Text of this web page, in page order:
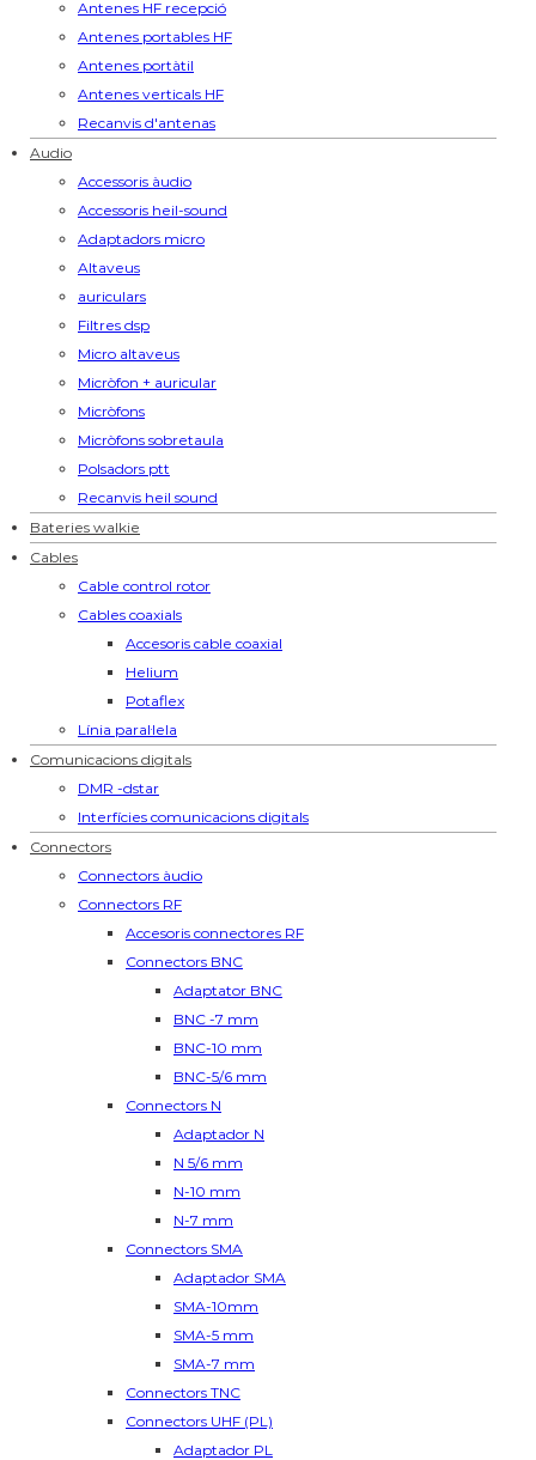
Antenes HF recepció
Antenes portables HF
Antenes portàtil
Antenes verticals HF
Recanvis d'antenas
Audio
Accessoris àudio
Accessoris heil-sound
Adaptadors micro
Altaveus
auriculars
Filtres dsp
Micro altaveus
Micròfon + auricular
Micròfons
Micròfons sobretaula
Polsadors ptt
Recanvis heil sound
Bateries walkie
Cables
Cable control rotor
Cables coaxials
Accesoris cable coaxial
Helium
Potaflex
Línia paral·lela
Comunicacions digitals
DMR -dstar
Interfícies comunicacions digitals
Connectors
Connectors àudio
Connectors RF
Accesoris connectores RF
Connectors BNC
Adaptator BNC
BNC -7 mm
BNC-10 mm
BNC-5/6 mm
Connectors N
Adaptador N
N 5/6 mm
N-10 mm
N-7 mm
Connectors SMA
Adaptador SMA
SMA-10mm
SMA-5 mm
SMA-7 mm
Connectors TNC
Connectors UHF (PL)
Adaptador PL